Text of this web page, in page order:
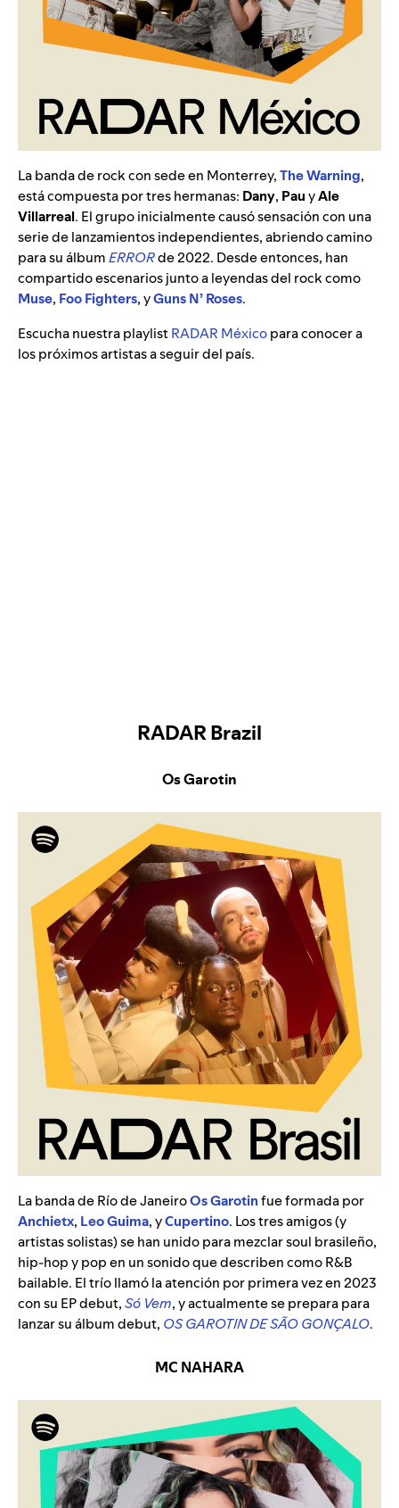
La banda de rock con sede en Monterrey,The Warning,
está compuesta por tres hermanas: Dany, PauyAle
Villarreal. El grupo inicialmente causó sensación con una
serie de lanzamientos independientes, abriendo camino
para su álbumERRORde 2022. Desde entonces, han
compartido escenarios junto a leyendas del rock como
Muse, Foo Fighters, yGuns N’ Roses.
Escucha nuestra playlistRADAR Méxicopara conocer a
los próximos artistas a seguir del país.
RADAR Brazil
Os Garotin
La banda de Río de JaneiroOs Garotinfue formada por
Anchietx, Leo Guima, yCupertino. Los tres amigos (y
artistas solistas) se han unido para mezclar soul brasileño,
hip-hop y pop en un sonido que describen como R&B
bailable. El trío llamó la atención por primera vez en 2023
con su EP debut,Só Vem, y actualmente se prepara para
lanzar su álbum debut, OS GAROTIN DE SÃO GONÇALO.
MC NAHARA